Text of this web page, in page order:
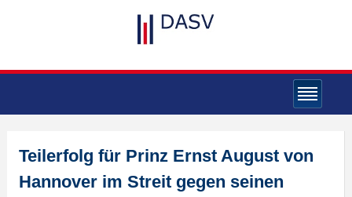
Teilerfolg für Prinz Ernst August von
Hannover im Streit gegen seinen